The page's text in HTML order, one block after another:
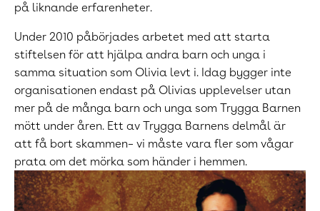
på liknande erfarenheter.
Under 2010 påbörjades arbetet med att starta
stiftelsen för att hjälpa andra barn och unga i
samma situation som Olivia levt i. Idag bygger inte
organisationen endast på Olivias upplevelser utan
mer på de många barn och unga som Trygga Barnen
mött under åren. Ett av Trygga Barnens delmål är
att få bort skammen– vi måste vara fler som vågar
prata om det mörka som händer i hemmen.